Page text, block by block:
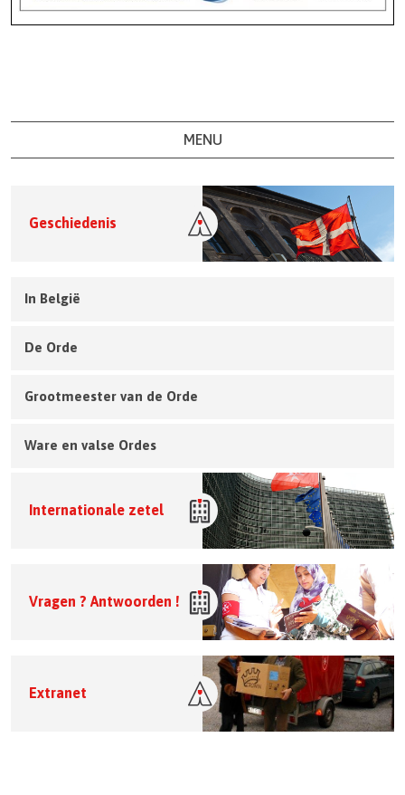
MENU
Geschiedenis
In België
De Orde
Grootmeester van de Orde
Ware en valse Ordes
Internationale zetel
Vragen ? Antwoorden !
Extranet